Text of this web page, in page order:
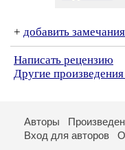
+ добавить замечания
Написать рецензию
Другие
Авторы
Вход для авторов